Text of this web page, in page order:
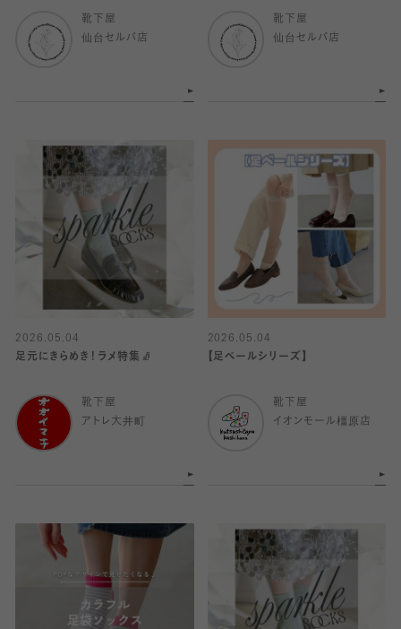
靴下屋
仙台セルバ店
靴下屋
仙台セルバ店
2026.05.04
足元にきらめき！ラメ特集🧦
靴下屋
アトレ大井町
2026.05.04
【足ベールシリーズ】
靴下屋
イオンモール橿原店